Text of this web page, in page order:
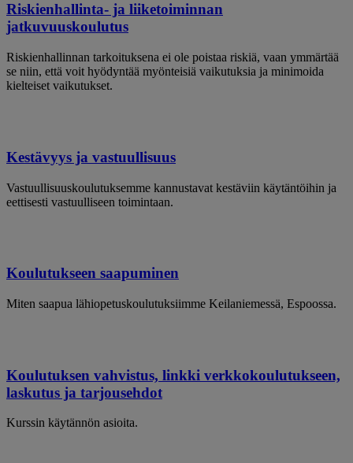
Riskienhallinta- ja liiketoiminnan
jatkuvuuskoulutus
Riskienhallinnan tarkoituksena ei ole poistaa riskiä, vaan ymmärtää
se niin, että voit hyödyntää myönteisiä vaikutuksia ja minimoida
kielteiset vaikutukset.
Kestävyys ja vastuullisuus
Vastuullisuuskoulutuksemme kannustavat kestäviin käytäntöihin ja
eettisesti vastuulliseen toimintaan.
Koulutukseen saapuminen
Miten saapua lähiopetuskoulutuksiimme Keilaniemessä, Espoossa.
Koulutuksen vahvistus, linkki verkkokoulutukseen,
laskutus ja tarjousehdot
Kurssin käytännön asioita.